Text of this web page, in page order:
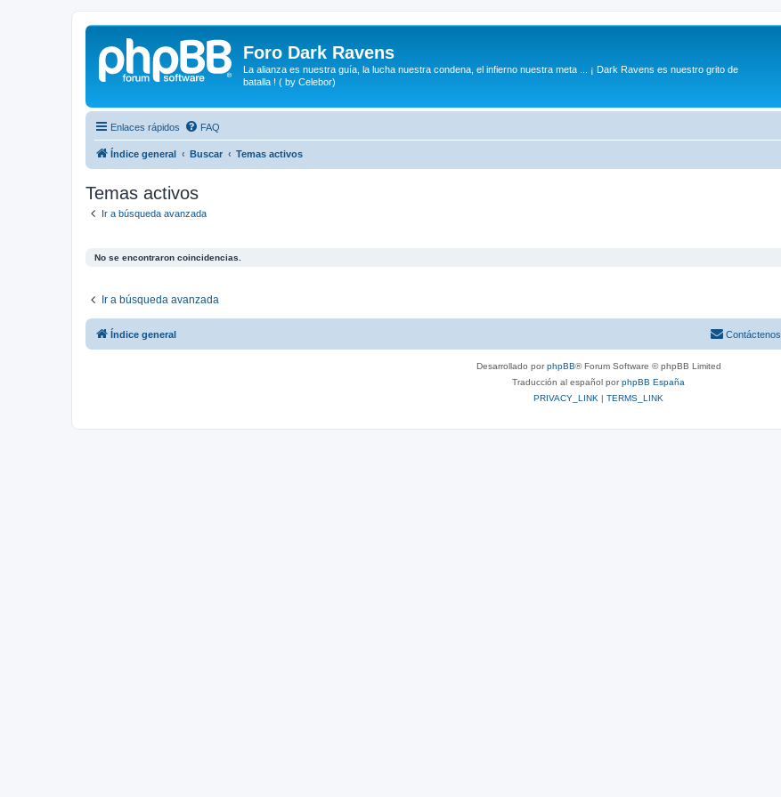
Foro Dark Ravens
La alianza es nuestra guía, la lucha nuestra condena, el infierno nuestra meta ... ¡ Dark Ravens es nuestro grito de
batalla ! ( by Celebor)
Enlaces rápidos FAQ
Índice general Buscar Temas activos
Temas activos
Ir a búsqueda avanzada
No se encontraron coincidencias.
Ir a búsqueda avanzada
Índice general Contáctenos
Desarrollado porphpBB® Forum Software © phpBB Limited
Traducción al español porphpBB España
PRIVACY_LINK | TERMS_LINK